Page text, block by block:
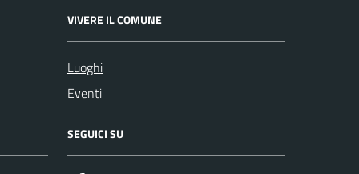
VIVERE IL COMUNE
Luoghi
Eventi
SEGUICI SU